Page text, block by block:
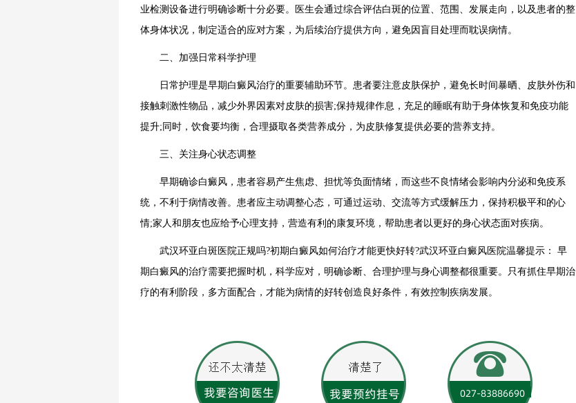
业检测设备进行明确诊断十分必要。医生会通过综合评估白斑的位置、范围、发展走向，以及患者的整
体身体状况，制定适合的应对方案，为后续治疗提供方向，避免因盲目处理而耽误病情。
二、加强日常科学护理
日常护理是早期白癜风治疗的重要辅助环节。患者要注意皮肤保护，避免长时间暴晒、皮肤外伤和
接触刺激性物品，减少外界因素对皮肤的损害;保持规律作息，充足的睡眠有助于身体恢复和免疫功能
提升;同时，饮食要均衡，合理摄取各类营养成分，为皮肤修复提供必要的营养支持。
三、关注身心状态调整
早期确诊白癜风，患者容易产生焦虑、担忧等负面情绪，而这些不良情绪会影响内分泌和免疫系
统，不利于病情改善。患者应主动调整心态，可通过运动、交流等方式缓解压力，保持积极平和的心
情;家人和朋友也应给予心理支持，营造有利的康复环境，帮助患者以更好的身心状态面对疾病。
武汉环亚白斑医院正规吗?初期白癜风如何治疗才能更快好转?武汉环亚白癜风医院温馨提示： 早
期白癜风的治疗需要把握时机，科学应对，明确诊断、合理护理与身心调整都很重要。只有抓住早期治
疗的有利阶段，多方面配合，才能为病情的好转创造良好条件，有效控制疾病发展。